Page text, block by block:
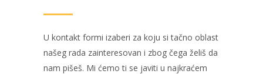
U kontakt formi izaberi za koju si tačno oblast
našeg rada zainteresovan i zbog čega želiš da
nam pišeš. Mi ćemo ti se javiti u najkraćem